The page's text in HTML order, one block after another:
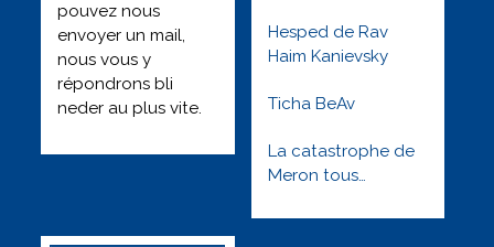
pouvez nous
envoyer un mail,
nous vous y
répondrons bli
neder au plus vite.
toute l’année
Hesped de Rav
Haim Kanievsky
Ticha BeAv
La catastrophe de
Meron tous
solidaires –